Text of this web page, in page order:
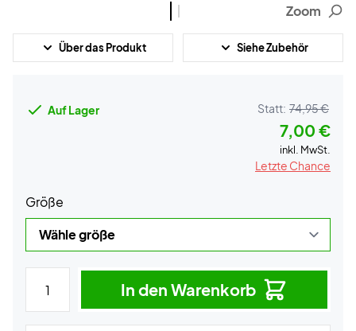
Zoom
Über das Produkt Siehe Zubehör
Auf Lager Statt: 74,95 €
7,00 €
inkl. MwSt.
Letzte Chance
Größe
In den Warenkorb